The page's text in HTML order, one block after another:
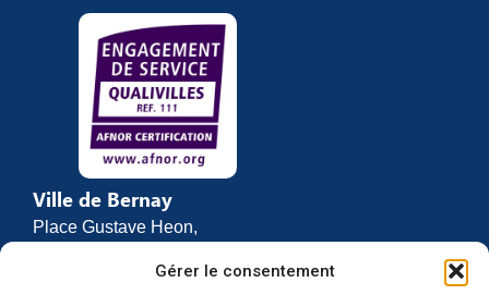
Gérer le consentement
Ville de Bernay
Place Gustave Heon,
27307 BERNAY